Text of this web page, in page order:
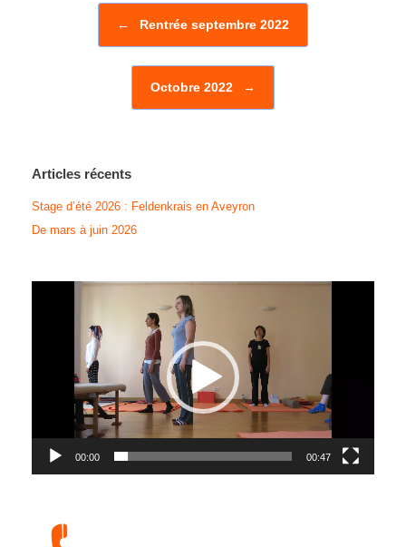
← Rentrée septembre 2022
Octobre 2022 →
Articles récents
Stage d’été 2026 : Feldenkrais en Aveyron
De mars à juin 2026
00:00 00:47